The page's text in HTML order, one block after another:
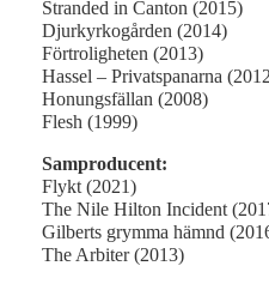
Stranded in Canton (2015)
Djurkyrkogården (2014)
Förtroligheten (2013)
Hassel – Privatspanarna
Honungsfällan (2008)
Flesh (1999)
Samproducent:
Flykt (2021)
The Nile Hilton Incident
Gilberts grymma hämnd
The Arbiter (2013)